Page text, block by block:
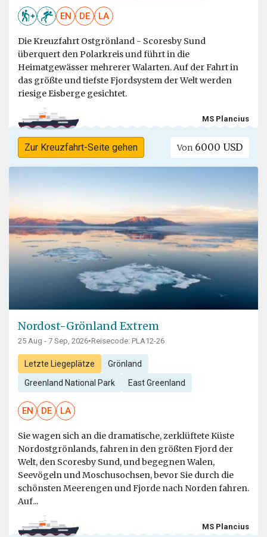
EN DE LA
Die Kreuzfahrt Ostgrönland - Scoresby Sund
überquert den Polarkreis und führt in die
Heimatgewässer mehrerer Walarten. Auf der Fahrt in
das größte und tiefste Fjordsystem der Welt werden
riesige Eisberge gesichtet.
MS Plancius
Zur Kreuzfahrt-Seite gehen Von 6000 USD
Nordost-Grönland Extrem
25 Aug - 7 Sep, 2026•Reisecode: PLA12-26
Letzte Liegeplätze Grönland
Greenland National Park East Greenland
EN DE LA
Sie wagen sich an die dramatische, zerklüftete Küste
Nordostgrönlands, fahren in den größten Fjord der
Welt, den Scoresby Sund, und begegnen Walen,
Seevögeln und Moschusochsen, bevor Sie durch die
schönsten Meerengen und Fjorde nach Norden fahren.
Auf...
MS Plancius